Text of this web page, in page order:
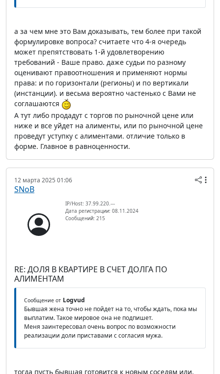
а за чем мне это Вам доказывать, тем более при такой
формулировке вопроса? считаете что 4-я очередь
может препятствовать 1-й удовлетворению
требований - Ваше право. даже судьи по разному
оценивают правоотношения и применяют нормы
права: и по горизонтали (регионы) и по вертикали
(инстанции). и весьма вероятно частенько с Вами не
соглашаются
А тут либо продадут с торгов по рыночной цене или
ниже и все уйдет на алименты, или по рыночной цене
проведут уступку с алиментами. отличие только в
форме. Главное в равноценности.
12 марта 2025 01:06
SNoB
IP/Host: 37.99.220.---
Дата регистрации: 08.11.2024
Сообщений: 215
RE: ДОЛЯ В КВАРТИРЕ В СЧЕТ ДОЛГА ПО
АЛИМЕНТАМ
Сообщение от Logvud
Бывшая жена точно не пойдет на то, чтобы ждать, пока мы
выплатим. Такое мировое она не подпишет.
Меня заинтересовал очень вопрос по возможности
реализации доли приставами с согласия мужа.
тогда пусть бывшая готовится к новым соседям или,